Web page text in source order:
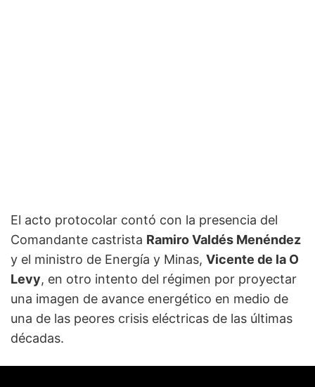
El acto protocolar contó con la presencia del
Comandante castrista Ramiro Valdés Menéndez
y el ministro de Energía y Minas, Vicente de la O
Levy, en otro intento del régimen por proyectar
una imagen de avance energético en medio de
una de las peores crisis eléctricas de las últimas
décadas.